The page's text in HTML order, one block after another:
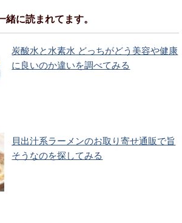
に読まれてます。
炭酸水と水素水 どっちがどう美容や健康
に良いのか違いを調べてみる
貝出汁系ラーメンのお取り寄せ通販で旨
そうなのを探してみる